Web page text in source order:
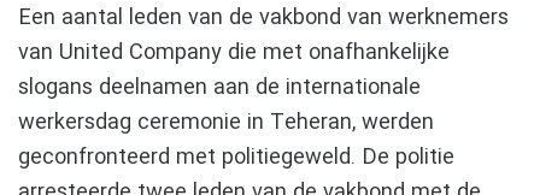
Een aantal leden van de vakbond van werknemers
van United Company die met onafhankelijke
slogans deelnamen aan de internationale
werkersdag ceremonie in Teheran, werden
geconfronteerd met politiegeweld. De politie